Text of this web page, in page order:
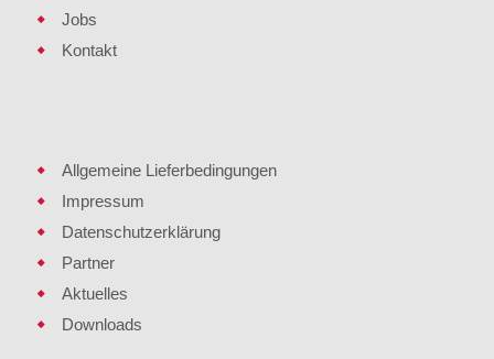
Jobs
Kontakt
Allgemeine Lieferbedingungen
Impressum
Datenschutzerklärung
Partner
Aktuelles
Downloads